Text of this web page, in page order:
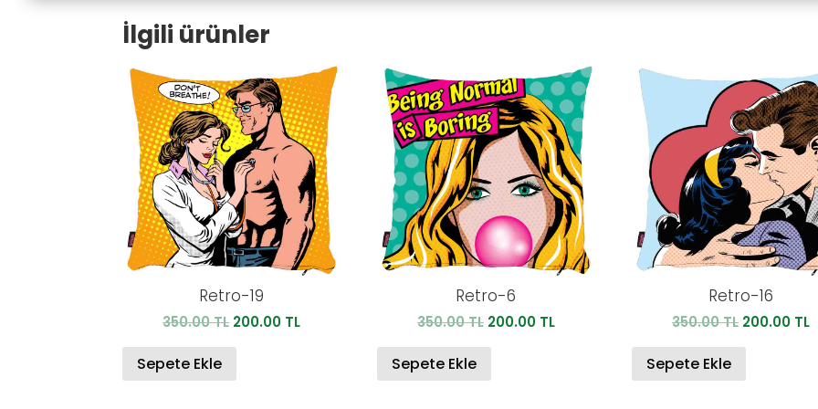
İlgili ürünler
Retro-19
350.00TL Orijinal
200.00 TLŞu
Sepete Ekle
Retro-6
350.00TL Orijinal
200.00 TLŞu
Sepete Ekle
Retro-16
350.00TL Orijinal
200.00 TLŞu
Sepete Ekle